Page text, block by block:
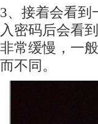
3、接着会看到
入密码后会看
非常缓慢，一
而不同。